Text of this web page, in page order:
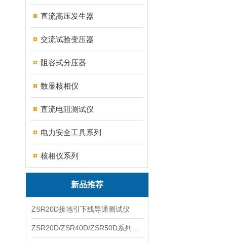
直流高压发生器
交流试验变压器
阻容式分压器
数显核相仪
直流电阻测试仪
电力安全工具系列
核相仪系列
新品推荐
ZSR20D接地引下线导通测试仪